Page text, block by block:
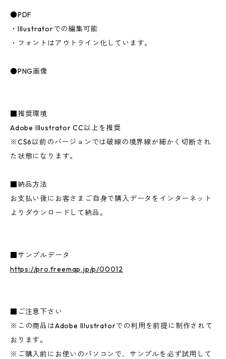
●PDF
・Illustratorでの編集可能
・フォントはアウトライン化しています。
●PNG画像
■推奨環境
Adobe Illustrator CC以上を推奨
※CS6以前のバージョンでは破線の境界線が細かく切断され
た状態になります。
■納品方法
お支払い後にお客さまご自身で購入データをインターネット
よりダウンロードして納品。
■サンプルデータ
https://pro.freemap.jp/p/00012
■ご注意下さい
※この商品はAdobe Illustratorでの利用を前提に制作されて
おります。
※ご購入前にお使いのパソコンで、サンプルを必ず試用して